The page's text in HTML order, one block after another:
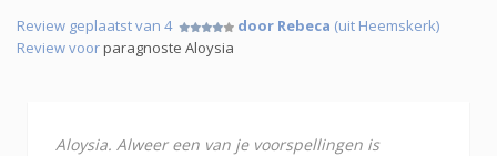
Review geplaatst van 4 door Rebeca (uit Heemskerk)
Review voorparagnoste Aloysia
Aloysia. Alweer een van je voorspellingen is